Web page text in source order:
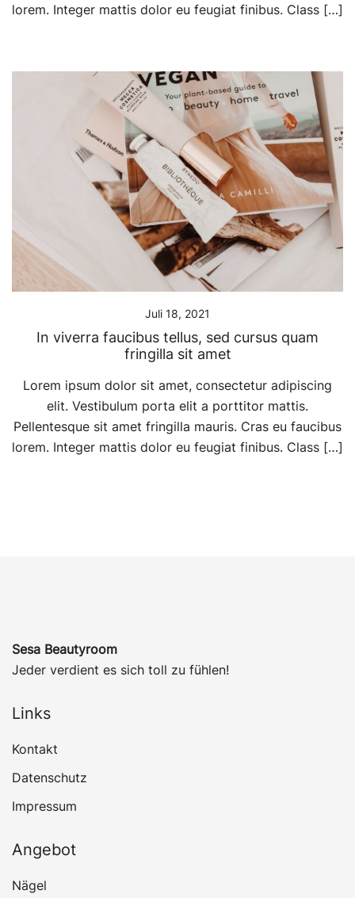
lorem. Integer mattis dolor eu feugiat finibus. Class […]
Juli 18, 2021
In viverra faucibus tellus, sed cursus quam
fringilla sit amet
Lorem ipsum dolor sit amet, consectetur adipiscing
elit. Vestibulum porta elit a porttitor mattis.
Pellentesque sit amet fringilla mauris. Cras eu faucibus
lorem. Integer mattis dolor eu feugiat finibus. Class […]
Sesa Beautyroom
Jeder verdient es sich toll zu fühlen!
Links
Kontakt
Datenschutz
Impressum
Angebot
Nägel